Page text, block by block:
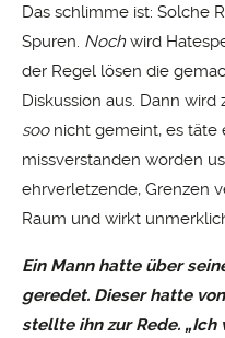
Das schlimme ist: Solche
Spuren. Noch wird
der Regel lösen die
Diskussion aus. Dann
soonicht gemeint, es täte
missverstanden worden
ehrverletzende, Grenzen
Raum und wirkt
Ein Mann hatte über
geredet. Dieser hatte
stellte ihn zur Rede.